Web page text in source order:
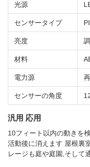
光源
センサータイプ
亮度
材料
電力源
センサーの角度
汎用 応用
10フィート以内の動きを
活動後に消えます 屋根裏
レージも庭や庭園,そして